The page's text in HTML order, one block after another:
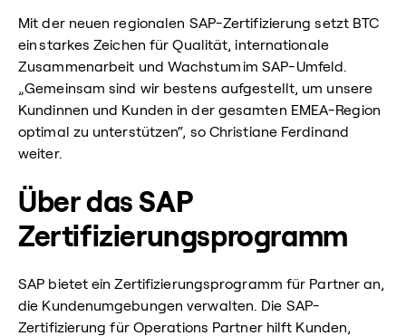
Mit der neuen regionalen SAP-Zertifizierung setzt BTC
ein starkes Zeichen für Qualität, internationale
Zusammenarbeit und Wachstum im SAP-Umfeld.
„Gemeinsam sind wir bestens aufgestellt, um unsere
Kundinnen und Kunden in der gesamten EMEA-Region
optimal zu unterstützen“, so Christiane Ferdinand
weiter.
Über das SAP
Zertifizierungsprogramm
SAP bietet ein Zertifizierungsprogramm für Partner an,
die Kundenumgebungen verwalten. Die SAP-
Zertifizierung für Operations Partner hilft Kunden,